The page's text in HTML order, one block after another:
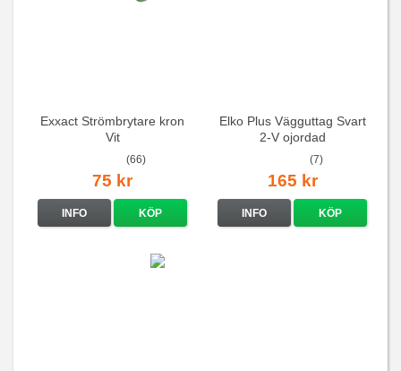
Exxact Strömbrytare kron
Vit
(66)
75 kr
INFO KÖP
Elko Plus Vägguttag Svart
2-V ojordad
(7)
165 kr
INFO KÖP